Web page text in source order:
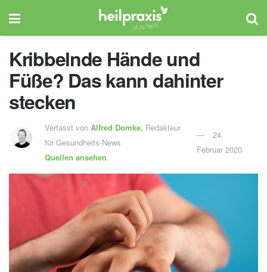
Kribbelnde Hände und
Füße? Das kann dahinter
stecken
Verfasst vonAlfred Domke, Redakteur
für Gesundheits-News
Quellen ansehen
24.
Februar 2020